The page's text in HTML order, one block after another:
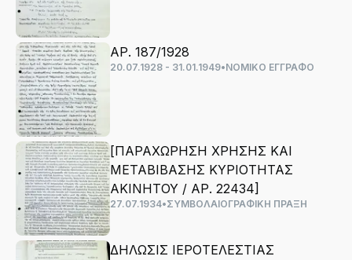
ΑΡ. 187/1928
20.07.1928 - 31.01.1949•ΝΟΜΙΚΟ ΕΓΓΡΑΦΟ
[ΠΑΡΑΧΩΡΗΣΗ ΧΡΗΣΗΣ ΚΑΙ
ΜΕΤΑΒΙΒΑΣΗΣ ΚΥΡΙΟΤΗΤΑΣ
ΑΚΙΝΗΤΟΥ / ΑΡ. 22434]
27.07.1934•ΣΥΜΒΟΛΑΙΟΓΡΑΦΙΚΗ ΠΡΑΞΗ
ΔΗΛΩΣΙΣ ΙΕΡΟΤΕΛΕΣΤΙΑΣ